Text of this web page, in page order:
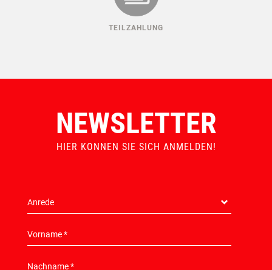
TEILZAHLUNG
NEWSLETTER
HIER KONNEN SIE SICH ANMELDEN!